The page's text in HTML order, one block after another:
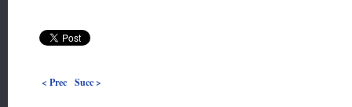
< Prec Succ >